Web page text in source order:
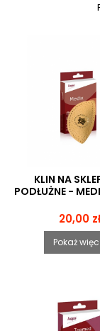
KLIN NA
PODŁUŻNE -
Cena
20,00 zł
Pokaż